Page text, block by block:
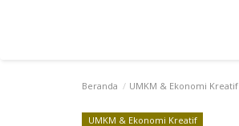
Beranda UMKM & Ekonomi Kreatif
UMKM & Ekonomi Kreatif